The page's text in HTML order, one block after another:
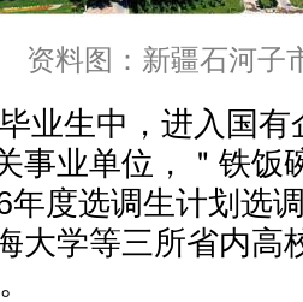
资料图：新疆石河子
业生中，进入国
事业单位，＂铁饭
年度选调生计划选
大学等三所省内高